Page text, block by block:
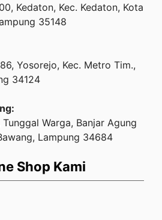
Kedaton, Kec. Kedaton, Kota
35148
Yosorejo, Kec. Metro Tim.,
34124
Warga, Banjar Agung
Lampung 34684
Shop Kami